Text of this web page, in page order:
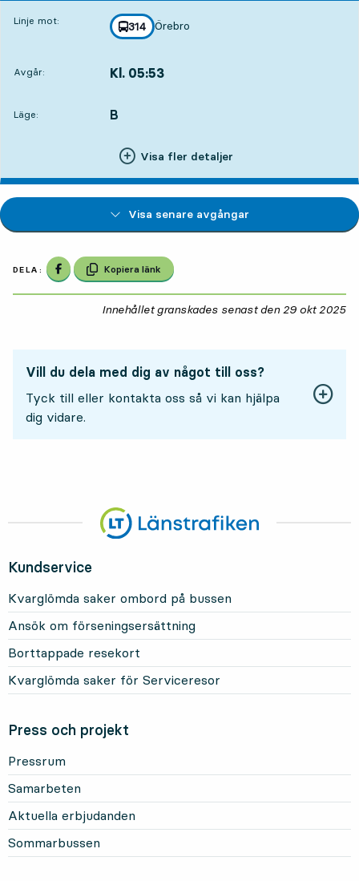
Linje mot: linje
314
mot
Örebro
,
Avgår: Kl. 05:53
Läge:
LÄGE, B
,
Visa fler detaljer
Visa senare avgångar
DELA: Dela på Facebook
Kopiera länk
Innehållet granskades senast den 29 okt 2025
Vill du dela med dig av något till oss?
Tyck till eller kontakta oss så vi kan hjälpa
dig vidare.
Kundservice
Kvarglömda saker ombord på bussen
Ansök om förseningsersättning
Borttappade resekort
Kvarglömda saker för Serviceresor
Press och projekt
Pressrum
Samarbeten
Aktuella erbjudanden
Sommarbussen